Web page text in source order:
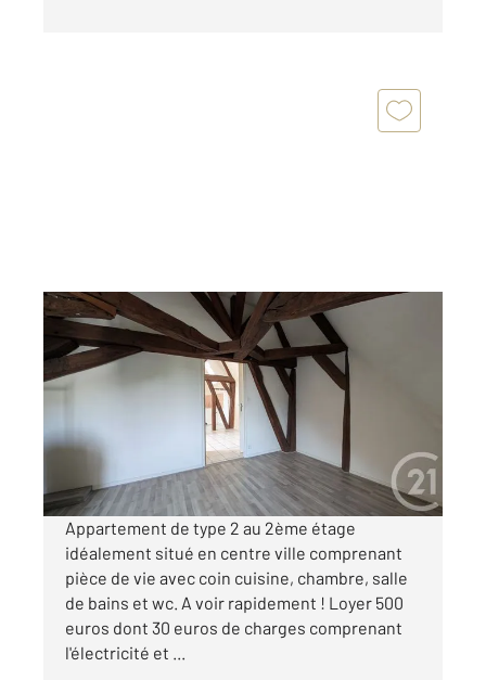
CHATEAUDUN 28
45 m , 2 pièces
Ref : 4305
Appartement F2 à louer
500 €
par mois charges comprises
Appartement de type 2 au 2ème étage
idéalement situé en centre ville comprenant
pièce de vie avec coin cuisine, chambre, salle
de bains et wc. A voir rapidement ! Loyer 500
euros dont 30 euros de charges comprenant
l'électricité et ...